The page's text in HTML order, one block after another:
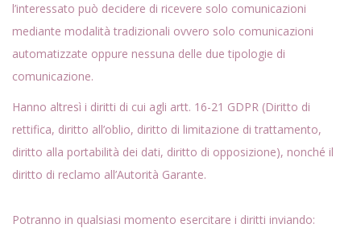
l’interessato può decidere di ricevere solo comunicazioni
mediante modalità tradizionali ovvero solo comunicazioni
automatizzate oppure nessuna delle due tipologie di
comunicazione.
Hanno altresì i diritti di cui agli artt. 16-21 GDPR (Diritto di
rettifica, diritto all’oblio, diritto di limitazione di trattamento,
diritto alla portabilità dei dati, diritto di opposizione), nonché il
diritto di reclamo all’Autorità Garante.
Potranno in qualsiasi momento esercitare i diritti inviando: